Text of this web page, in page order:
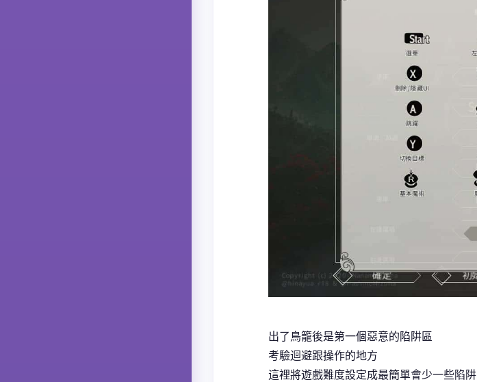
出了鳥籠後是第一個惡意的陷阱區
考驗迴避跟操作的地方
這裡將遊戲難度設定成最簡單會少一些陷阱